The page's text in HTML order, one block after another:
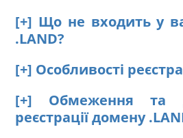
[+] Що не входить у
.LAND?
[+] Особливості
[+] Обмеження та
реєстрації домену